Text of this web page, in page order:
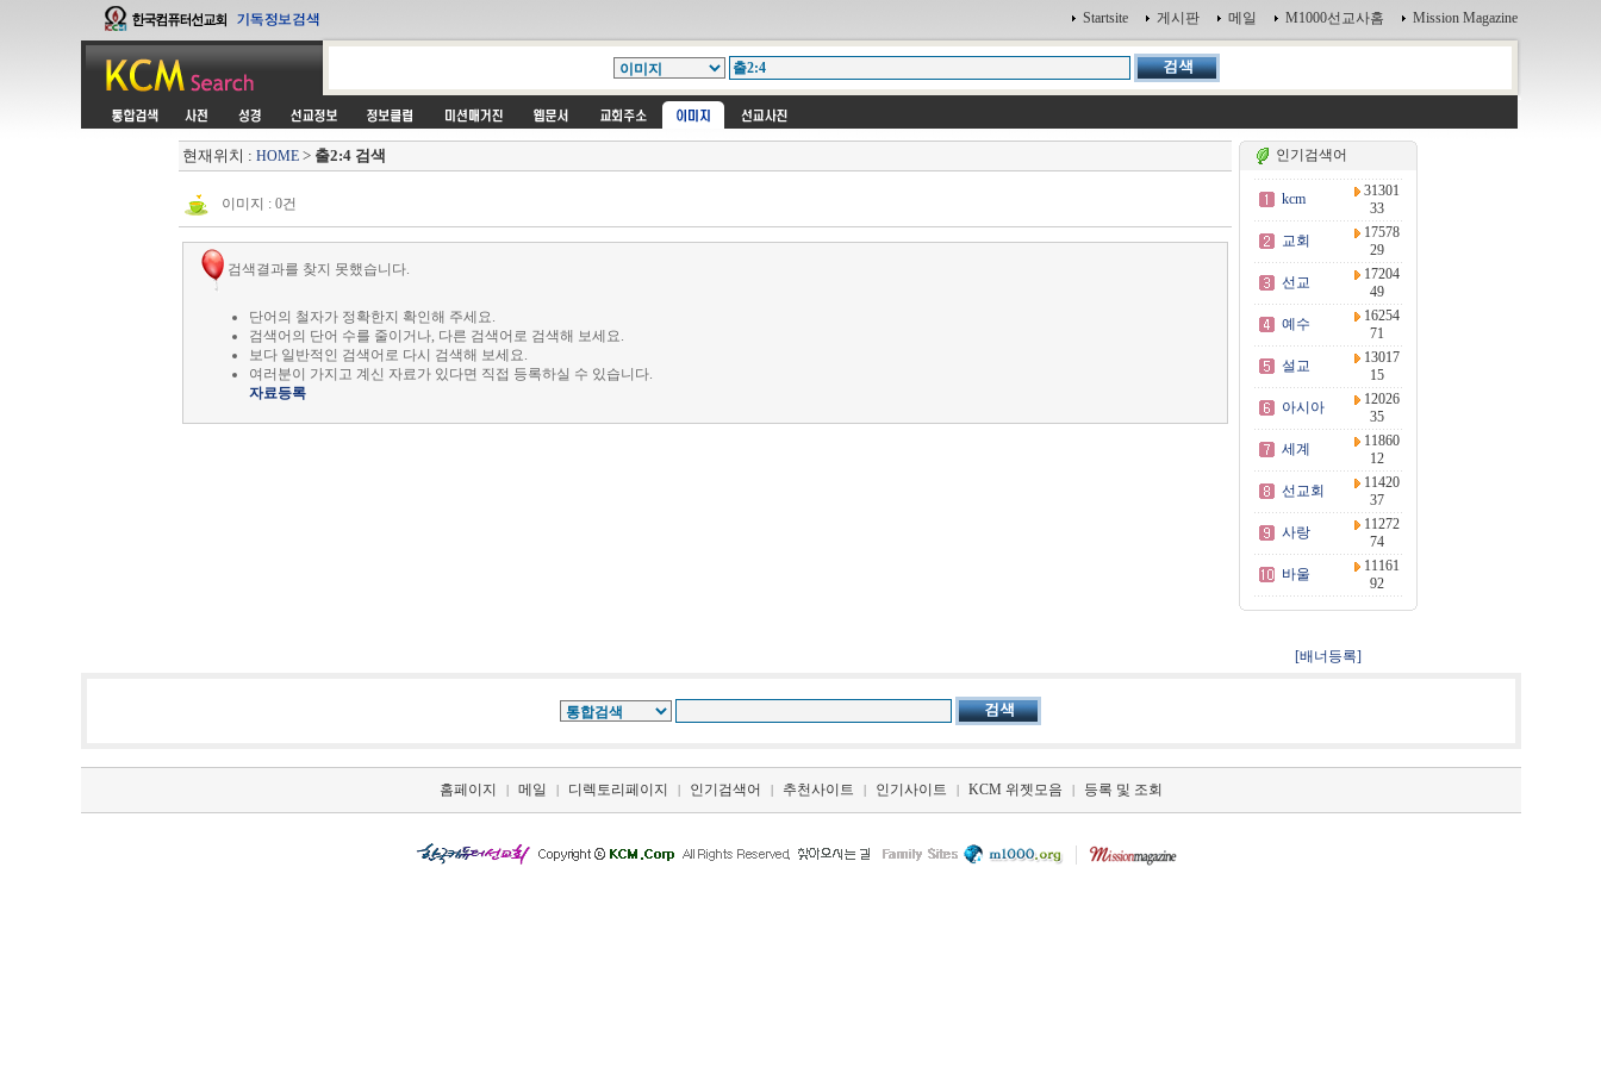
Startsite 게시판 메일 M1000선교사홈 Mission Magazine
현재위치 : HOME> 출2:4 검색
이미지 : 0건
검색결과를 찾지 못했습니다.
단어의 철자가 정확한지 확인해 주세요.
검색어의 단어 수를 줄이거나, 다른 검색어로 검색해 보세요.
보다 일반적인 검색어로 다시 검색해 보세요.
여러분이 가지고 계신 자료가 있다면 직접 등록하실 수 있습니다.
자료등록
인기검색어
kcm
31301
33
교회
17578
29
선교
17204
49
예수
16254
71
설교
13017
15
아시아
12026
35
세계
11860
12
선교회
11420
37
사랑
11272
74
바울
11161
92
[배너등록]
홈페이지 | 메일 | 디렉토리페이지 | 인기검색어 | 추천사이트 | 인기사이트 | KCM 위젯모음 | 등록 및 조회